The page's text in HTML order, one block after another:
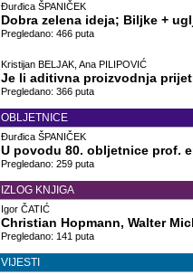
Đurđica ŠPANIČEK
Dobra zelena ideja; Biljke +
Pregledano: 466 puta
Kristijan BELJAK, Ana PILIPOVIĆ
Je li aditivna proizvodnja
Pregledano: 366 puta
OBLJETNICE
Đurđica ŠPANIČEK
U povodu 80. obljetnice prof.
Pregledano: 259 puta
IZLOG KNJIGA
Igor ČATIĆ
Christian Hopmann, Walter
Pregledano: 141 puta
VIJESTI